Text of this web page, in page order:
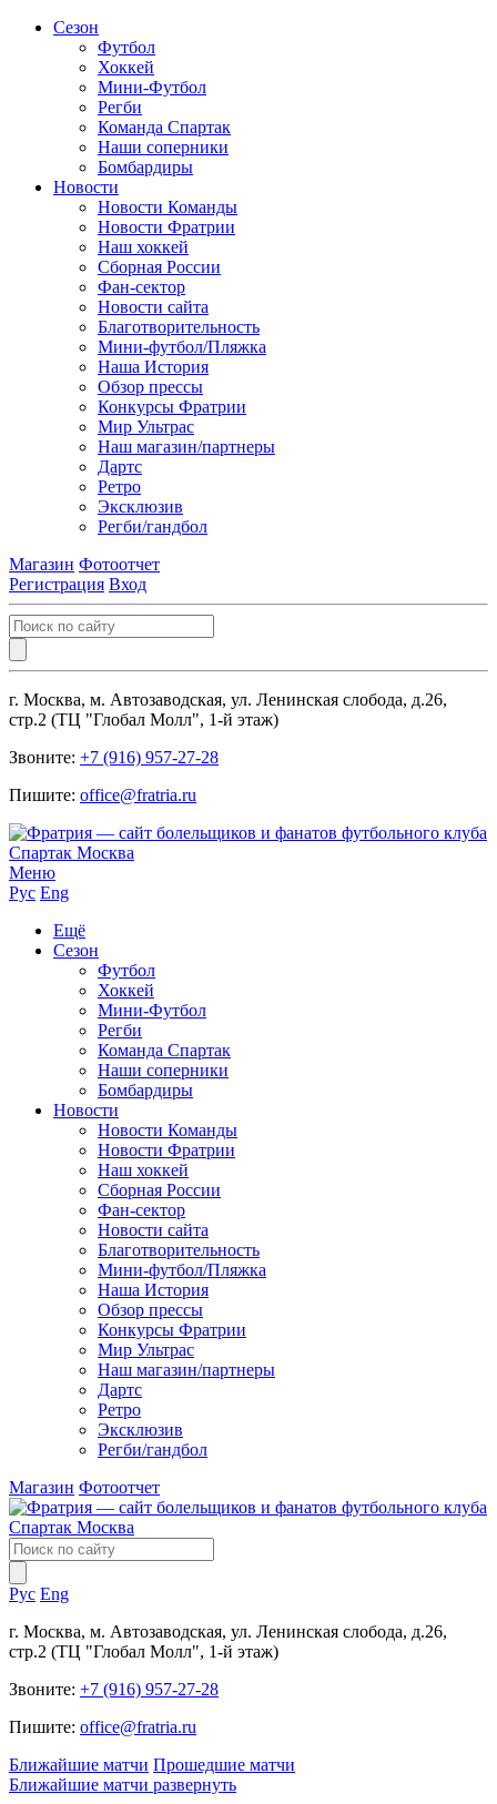
Сезон
Футбол
Хоккей
Мини-Футбол
Регби
Команда Спартак
Наши соперники
Бомбардиры
Новости
Новости Команды
Новости Фратрии
Наш хоккей
Сборная России
Фан-cектор
Новости сайта
Благотворительность
Мини-футбол/Пляжка
Наша История
Обзор прессы
Конкурсы Фратрии
Мир Ультрас
Наш магазин/партнеры
Дартс
Ретро
Эксклюзив
Регби/гандбол
Магазин Фотоотчет
Регистрация Вход
г. Москва, м. Автозаводская, ул. Ленинская слобода, д.26,
стр.2 (ТЦ "Глобал Молл", 1-й этаж)
Звоните: +7 (916) 957-27-28
Пишите: office@fratria.ru
Меню
Рус Eng
Ещё
Сезон
Футбол
Хоккей
Мини-Футбол
Регби
Команда Спартак
Наши соперники
Бомбардиры
Новости
Новости Команды
Новости Фратрии
Наш хоккей
Сборная России
Фан-cектор
Новости сайта
Благотворительность
Мини-футбол/Пляжка
Наша История
Обзор прессы
Конкурсы Фратрии
Мир Ультрас
Наш магазин/партнеры
Дартс
Ретро
Эксклюзив
Регби/гандбол
Магазин Фотоотчет
Рус Eng
г. Москва, м. Автозаводская, ул. Ленинская слобода, д.26,
стр.2 (ТЦ "Глобал Молл", 1-й этаж)
Звоните: +7 (916) 957-27-28
Пишите: office@fratria.ru
Ближайшие матчи Прошедшие матчи
Ближайшие матчи развернуть